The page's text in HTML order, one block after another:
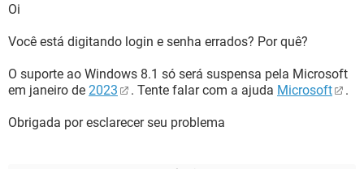
Oi
Você está digitando login e senha errados? Por quê?
O suporte ao Windows 8.1 só será suspensa pela Microsoft
em janeiro de 2023 . Tente falar com a ajuda Microsoft .
Obrigada por esclarecer seu problema